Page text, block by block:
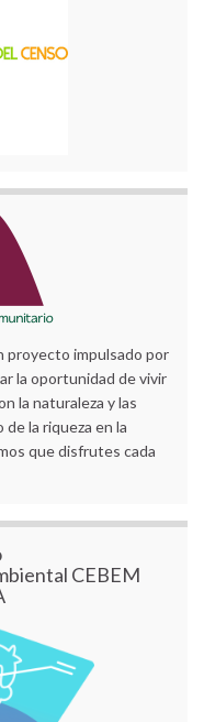
proyecto impulsado por
la oportunidad de vivir
la naturaleza y las
la riqueza en la
que disfrutes cada
CEBEM